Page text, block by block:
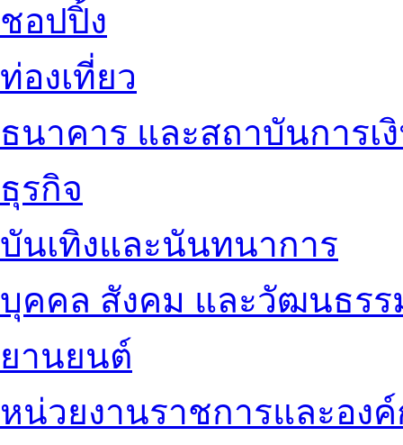
ชอปปิ้ง
ท่องเที่ยว
ธนาคาร และสถาบันการเ
ธุรกิจ
บันเทิงและนันทนาการ
บุคคล สังคม และวัฒนธรร
ยานยนต์
หน่วยงานราชการและอง